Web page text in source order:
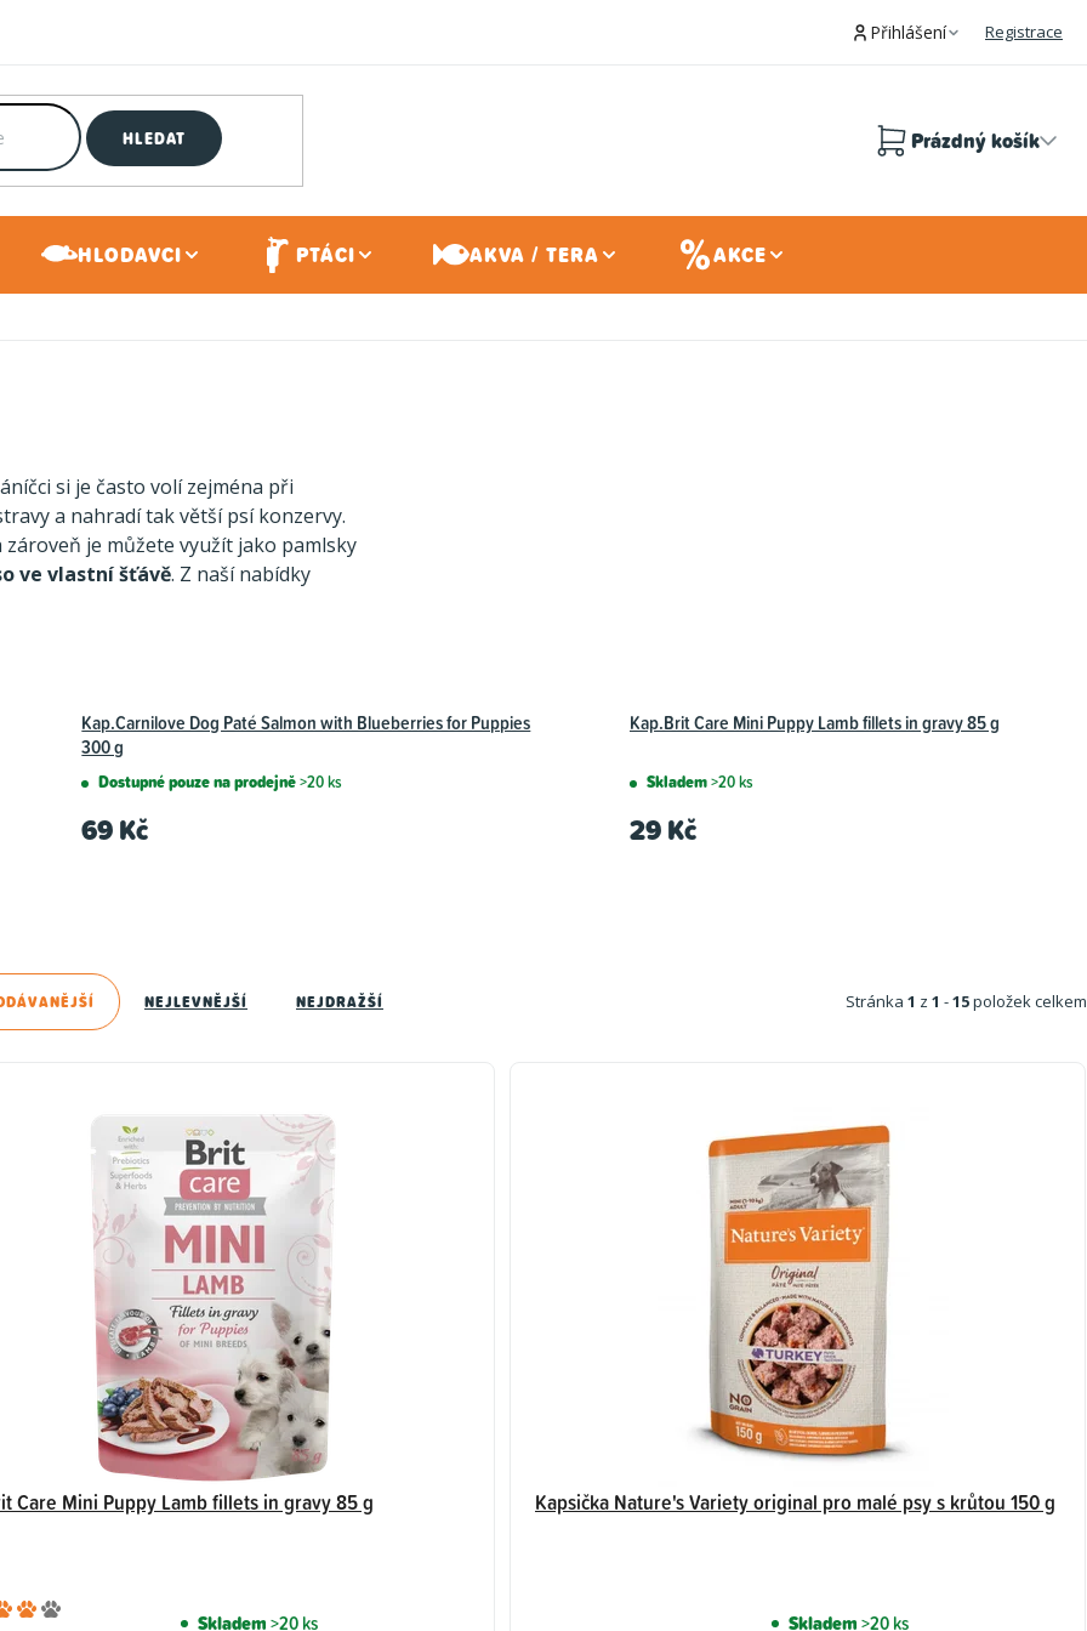
Přihlášení Registrace
HLEDAT Prázdný košík
HLODAVCI PTÁCI AKVA / TERA AKCE
si je často volí zejména při
a nahradí tak větší psí konzervy.
je můžete využít jako pamlsky
ve vlastní šťávě. Z naší nabídky
Kap.Carnilove Dog Paté Salmon with Blueberries for Puppies
300 g
Dostupné pouze na prodejně>20 ks
69 Kč
Kap.Brit Care Mini Puppy Lamb fillets in gravy 85 g
Skladem>20 ks
29 Kč
Stránka 1 z 1 -15položek celkem
NEJLEVNĚJŠÍ NEJDRAŽŠÍ
Care Mini Puppy Lamb fillets in gravy 85 g
Průměrné
Skladem>20 ks
Kapsička Nature's Variety original pro malé psy s krůtou 150 g
Skladem>20 ks